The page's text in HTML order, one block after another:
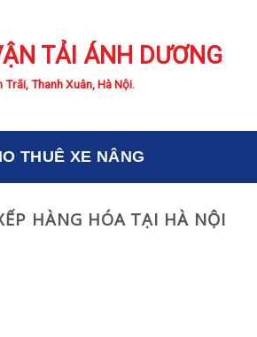
TẢI ÁNH DƯƠNG
Thanh Xuân, Hà Nội.
THUÊ XE NÂNG
HÀNG HÓA TẠI HÀ NỘI